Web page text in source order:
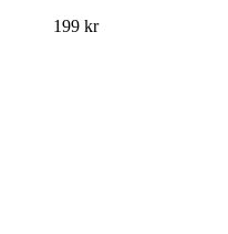
199 kr